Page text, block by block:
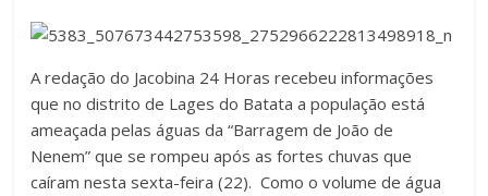
A redação do Jacobina 24 Horas recebeu informações
que no distrito de Lages do Batata a população está
ameaçada pelas águas da “Barragem de João de
Nenem” que se rompeu após as fortes chuvas que
caíram nesta sexta-feira (22). Como o volume de água